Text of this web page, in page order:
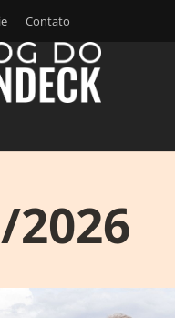
Contato
2026